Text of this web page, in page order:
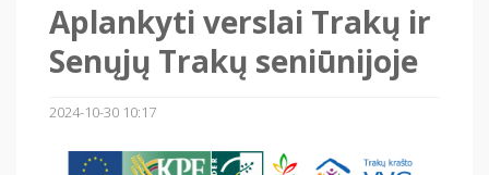
Aplankyti verslai Trakų ir
Senųjų Trakų seniūnijoje
2024-10-30 10:17